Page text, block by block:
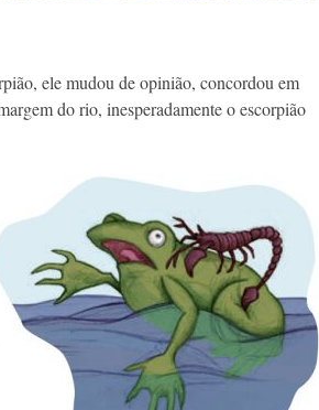
ele mudou de opinião, concordou em
do rio, inesperadamente o escorpião